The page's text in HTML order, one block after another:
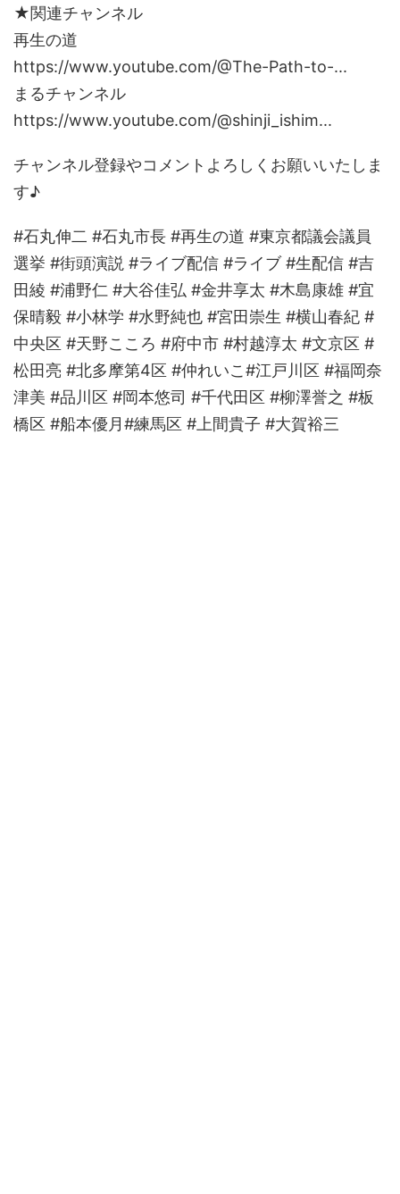
★関連チャンネル
再生の道
https://www.youtube.com/@The-Path-to-...
まるチャンネル
https://www.youtube.com/@shinji_ishim...
チャンネル登録やコメントよろしくお願いいたしま
す♪
#石丸伸二 #石丸市長 #再生の道 #東京都議会議員
選挙 #街頭演説 #ライブ配信 #ライブ #生配信 #吉
田綾 #浦野仁 #大谷佳弘 #金井享太 #木島康雄 #宜
保晴毅 #小林学 #水野純也 #宮田崇生 #横山春紀 #
中央区 #天野こころ #府中市 #村越淳太 #文京区 #
松田亮 #北多摩第4区 #仲れいこ#江戸川区 #福岡奈
津美 #品川区 #岡本悠司 #千代田区 #柳澤誉之 #板
橋区 #船本優月#練馬区 #上間貴子 #大賀裕三